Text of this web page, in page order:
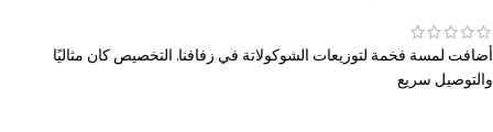
أضافت لمسة فخمة لتوزيعات الشوكولاتة في زفافنا. التخصيص كان مثاليًا
والتوصيل سريع